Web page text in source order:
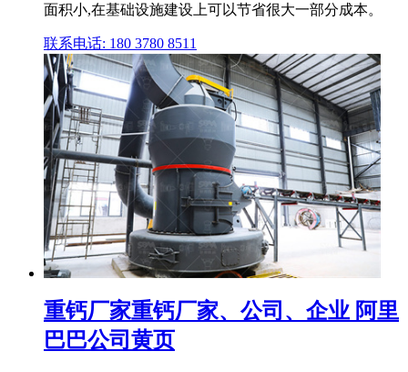
面积小,在基础设施建设上可以节省很大一部分成本。
联系电话: 180 3780 8511
重钙厂家重钙厂家、公司、企业 阿里
巴巴公司黄页